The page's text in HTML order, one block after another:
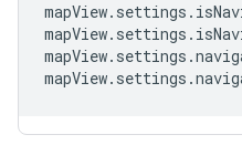
mapView. settings .
mapView. settings .
mapView. settings .
mapView. settings .